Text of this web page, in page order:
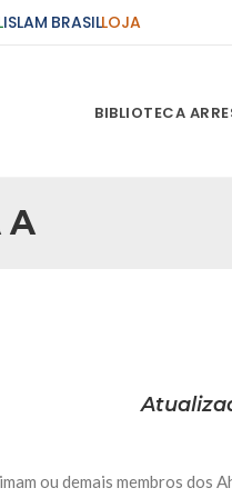
ISLAM BRASILLOJA
BIBLIOTECA
A
de Muharam
chegada no ano novo
ou demais membros dos